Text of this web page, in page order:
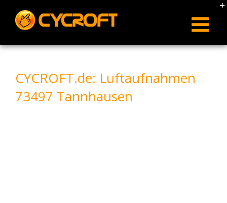
content
CYCROFT.de: Luftaufnahmen
73497 Tannhausen